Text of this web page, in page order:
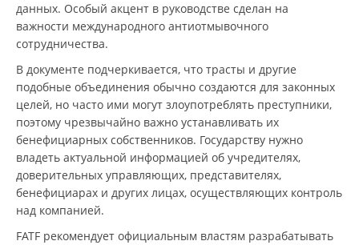
данных. Особый акцент в руководстве сделан на
важности международного антиотмывочного
сотрудничества.
В документе подчеркивается, что трасты и другие
подобные объединения обычно создаются для законных
целей, но часто ими могут злоупотреблять преступники,
поэтому чрезвычайно важно устанавливать их
бенефициарных собственников. Государству нужно
владеть актуальной информацией об учредителях,
доверительных управляющих, представителях,
бенефициарах и других лицах, осуществляющих контроль
над компанией.
FATF рекомендует официальным властям разрабатывать